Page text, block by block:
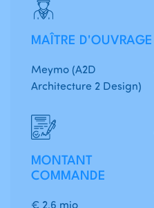
MAÎTRE D'OUVRAGE
Meymo (A2D
Architecture 2 Design)
MONTANT
COMMANDE
€ 2,6 mio